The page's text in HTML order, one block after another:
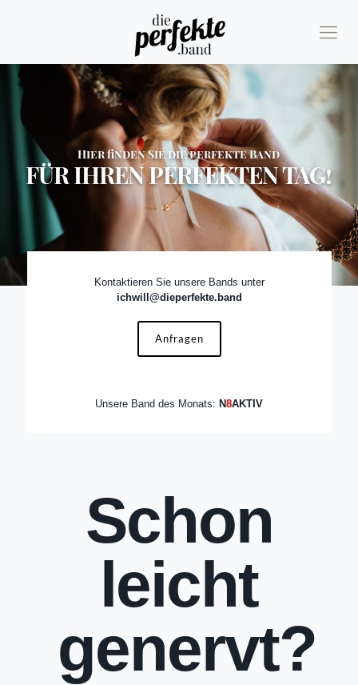
Hier finden Sie die perfekte Band
FÜR IHREN PERFEKTEN TAG!
Kontaktieren Sie unsere Bands unter
ichwill@dieperfekte.band
Anfragen
Unsere Band des Monats: N8AKTIV
Schon
leicht
genervt?